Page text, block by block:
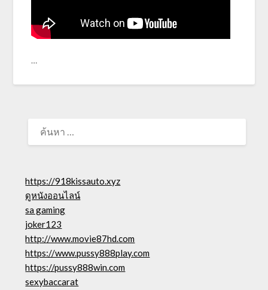
…
สำหรับ:
https://918kissauto.xyz
ดูหนังออนไลน์
sa gaming
joker123
http://www.movie87hd.com
https://www.pussy888play.com
https://pussy888win.com
sexybaccarat